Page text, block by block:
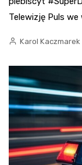
Telewizję Puls we
Karol Kaczmarek